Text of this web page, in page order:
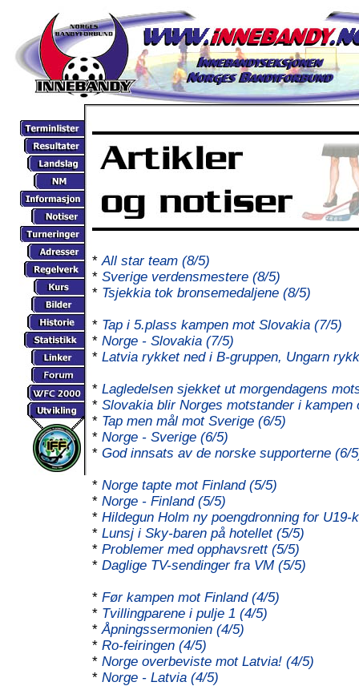
*All star team (8/5)
* Sverige verdensmestere (8/5)
* Tsjekkia tok bronsemedaljene (8/5)
* Tap i 5.plass kampen mot Slovakia (7/5)
* Norge - Slovakia (7/5)
* Latvia rykket ned i B-gruppen, Ungarn
* Lagledelsen sjekket ut morgendagens
* Slovakia blir Norges motstander i kampen
* Tap men mål mot Sverige (6/5)
* Norge - Sverige (6/5)
* God innsats av de norske supporterne (6/
* Norge tapte mot Finland (5/5)
* Norge - Finland (5/5)
* Hildegun Holm ny poengdronning for U19-
* Lunsj i Sky-baren på hotellet (5/5)
* Problemer med opphavsrett (5/5)
* Daglige TV-sendinger fra VM (5/5)
* Før kampen mot Finland (4/5)
* Tvillingparene i pulje 1 (4/5)
*Åpningssermonien (4/5)
* Ro-feiringen (4/5)
* Norge overbeviste mot Latvia! (4/5)
* Norge - Latvia (4/5)